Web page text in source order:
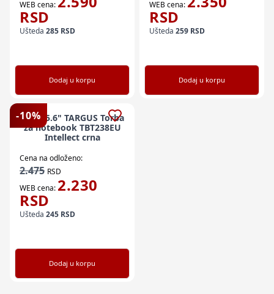
WEB cena:
RSD
Ušteda 285 RSD
Dodaj u korpu
WEB cena:
RSD
Ušteda 259 RSD
Dodaj u korpu
-10%
NBT 15.6" TARGUS Torba
za notebook TBT238EU
Intellect crna
Cena na odloženo:
2.475 RSD
WEB cena: 2.230
RSD
Ušteda 245 RSD
Dodaj u korpu